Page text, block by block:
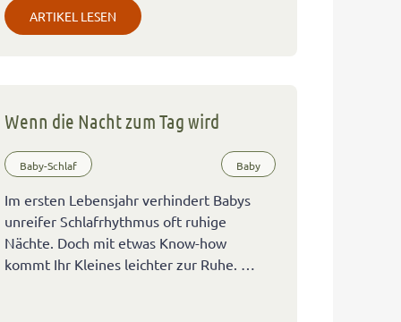
ARTIKEL LESEN
Wenn die Nacht zum Tag wird
Baby-Schlaf Baby
Im ersten Lebensjahr verhindert Babys
unreifer Schlafrhythmus oft ruhige
Nächte. Doch mit etwas Know-how
kommt Ihr Kleines leichter zur Ruhe. …